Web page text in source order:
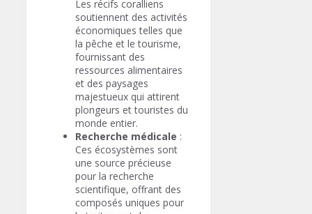
Les récifs coralliens
soutiennent des activités
économiques telles que
la pêche et le tourisme,
fournissant des
ressources alimentaires
et des paysages
majestueux qui attirent
plongeurs et touristes du
monde entier.
Recherche médicale :
Ces écosystèmes sont
une source précieuse
pour la recherche
scientifique, offrant des
composés uniques pour